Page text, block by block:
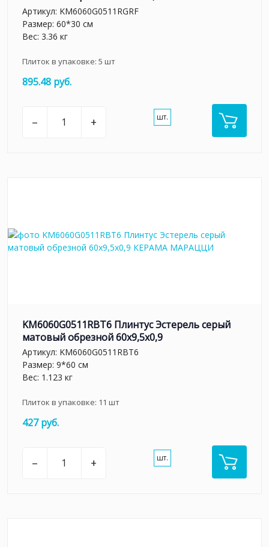
Артикул: KM6060G0511RGRF
Размер: 60*30 см
Вес: 3.36 кг
Плиток в упаковке: 5 шт
895.48 руб.
– + шт.
KM6060G0511RBT6 Плинтус Эстерель серый
матовый обрезной 60x9,5x0,9
Артикул: KM6060G0511RBT6
Размер: 9*60 см
Вес: 1.123 кг
Плиток в упаковке: 11 шт
427 руб.
– + шт.